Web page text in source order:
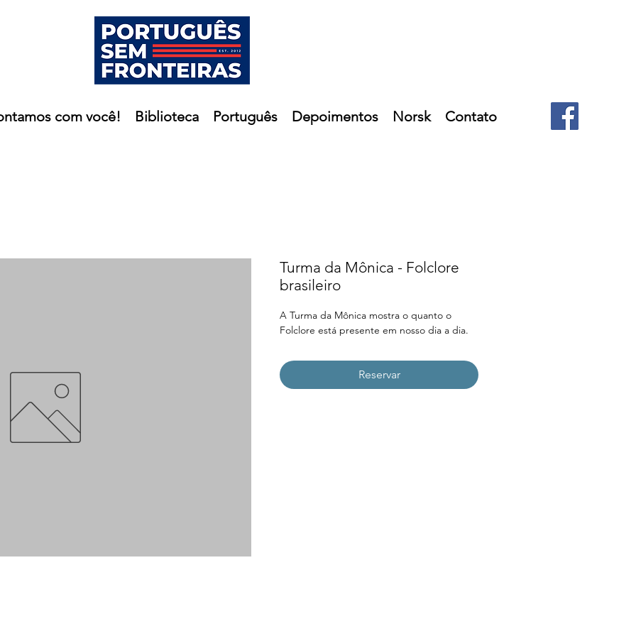
com você! Biblioteca Português Depoimentos Norsk Contato
Turma da Mônica - Folclore
brasileiro
A Turma da Mônica mostra o quanto o
Folclore está presente em nosso dia a dia.
Reservar